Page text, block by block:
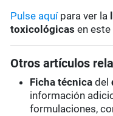
Pulse aquípara ver la
toxicológicas en
Otros artículos
Ficha técnica del
información
formulaciones,